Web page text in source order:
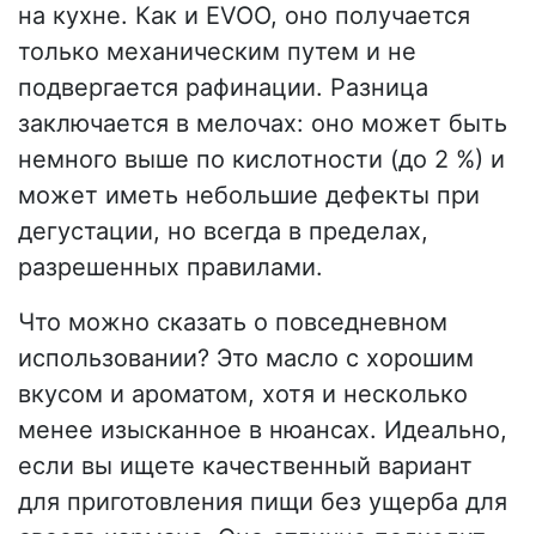
на кухне. Как и EVOO, оно получается
только механическим путем и не
подвергается рафинации. Разница
заключается в мелочах: оно может быть
немного выше по кислотности (до 2 %) и
может иметь небольшие дефекты при
дегустации, но всегда в пределах,
разрешенных правилами.
Что можно сказать о повседневном
использовании? Это масло с хорошим
вкусом и ароматом, хотя и несколько
менее изысканное в нюансах. Идеально,
если вы ищете качественный вариант
для приготовления пищи без ущерба для